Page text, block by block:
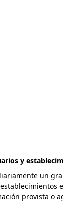
y
un
provista o